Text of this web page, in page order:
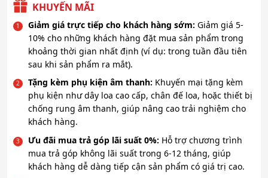
KHUYẾN MÃI
Giảm giá trực tiếp cho khách hàng sớm: Giảm giá 5-
10% cho những khách hàng đặt mua sản phẩm trong
khoảng thời gian nhất định (ví dụ: trong tuần đầu tiên
sau khi sản phẩm ra mắt).
Tặng kèm phụ kiện âm thanh: Khuyến mại tặng kèm
phụ kiện như dây loa cao cấp, chân đế loa, hoặc thiết bị
chống rung âm thanh, giúp nâng cao trải nghiệm cho
khách hàng.
Ưu đãi mua trả góp lãi suất 0%: Hỗ trợ chương trình
mua trả góp không lãi suất trong 6-12 tháng, giúp
khách hàng dễ dàng tiếp cận sản phẩm có giá trị cao.